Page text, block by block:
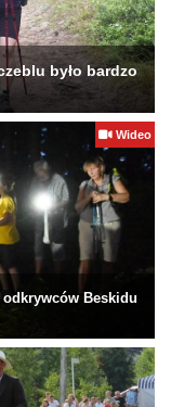
było bardzo
Wideo
Beskidu